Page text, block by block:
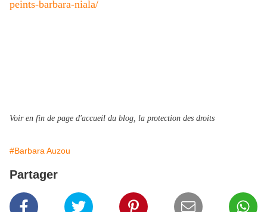
peints-barbara-niala/
Voir en fin de page d'accueil du blog, la protection des droits
#Barbara Auzou
Partager